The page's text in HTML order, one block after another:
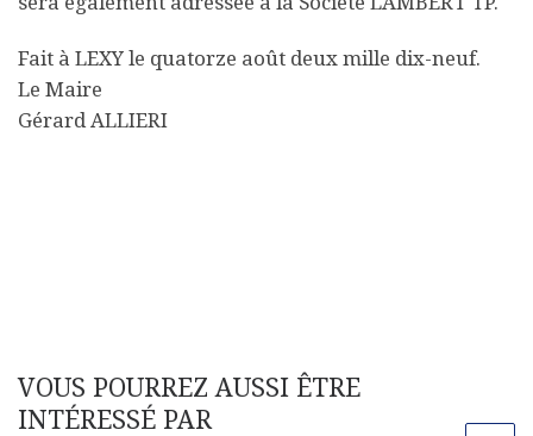
Fait à LEXY le quatorze août deux mille dix-neuf.
Le Maire
Gérard ALLIERI
VOUS POURREZ AUSSI ÊTRE
INTÉRESSÉ PAR